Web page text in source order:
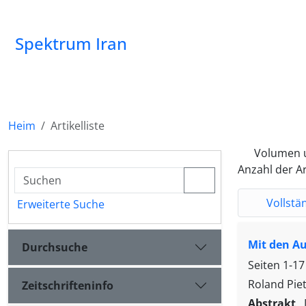
Spektrum Iran
Heim
Artikelliste
Volumen
Anzahl der
Mit den
Seiten 1-17
Roland
Erweiterte Suche
Durchsuche
Zeitschrifteninfo